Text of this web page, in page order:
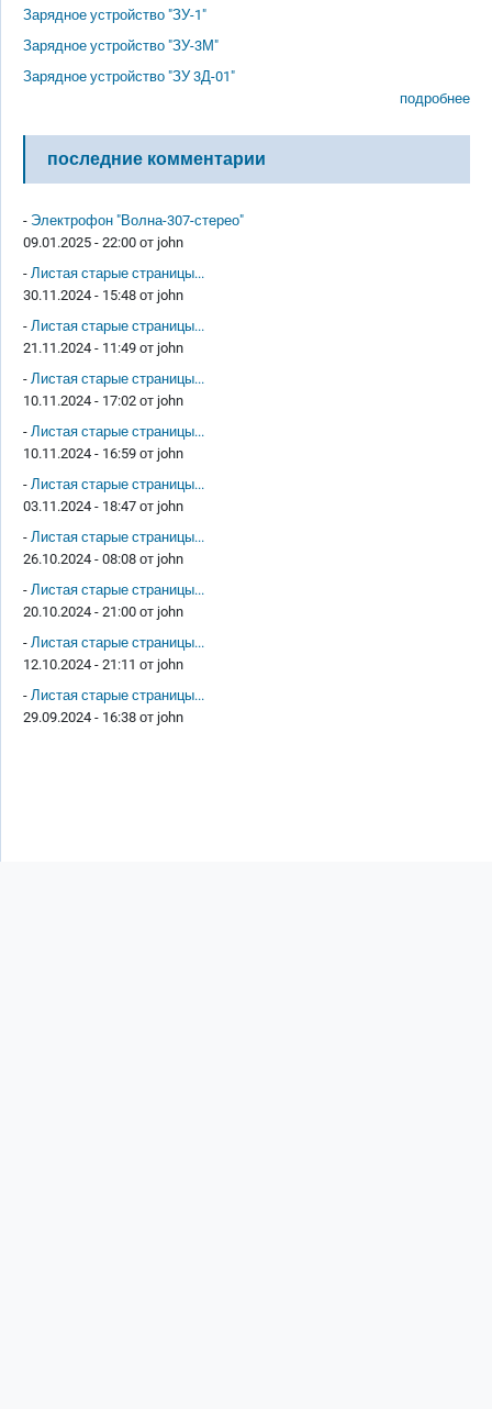
Зарядное устройство "ЗУ-1"
Зарядное устройство "ЗУ-3М"
Зарядное устройство "ЗУ 3Д-01"
подробнее
последние комментарии
- Электрофон "Волна-307-стерео"
09.01.2025 - 22:00 от john
- Листая старые страницы...
30.11.2024 - 15:48 от john
- Листая старые страницы...
21.11.2024 - 11:49 от john
- Листая старые страницы...
10.11.2024 - 17:02 от john
- Листая старые страницы...
10.11.2024 - 16:59 от john
- Листая старые страницы...
03.11.2024 - 18:47 от john
- Листая старые страницы...
26.10.2024 - 08:08 от john
- Листая старые страницы...
20.10.2024 - 21:00 от john
- Листая старые страницы...
12.10.2024 - 21:11 от john
- Листая старые страницы...
29.09.2024 - 16:38 от john